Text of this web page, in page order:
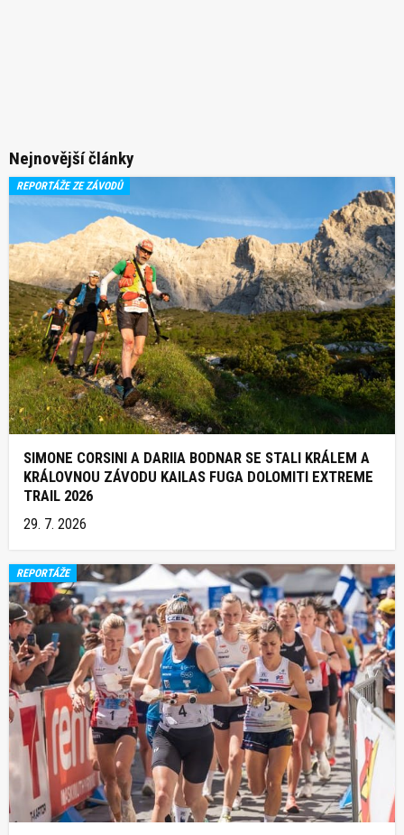
Nejnovější články
REPORTÁŽE ZE ZÁVODŮ
SIMONE CORSINI A DARIIA BODNAR SE STALI KRÁLEM A
KRÁLOVNOU ZÁVODU KAILAS FUGA DOLOMITI EXTREME
TRAIL 2026
29. 7. 2026
REPORTÁŽE